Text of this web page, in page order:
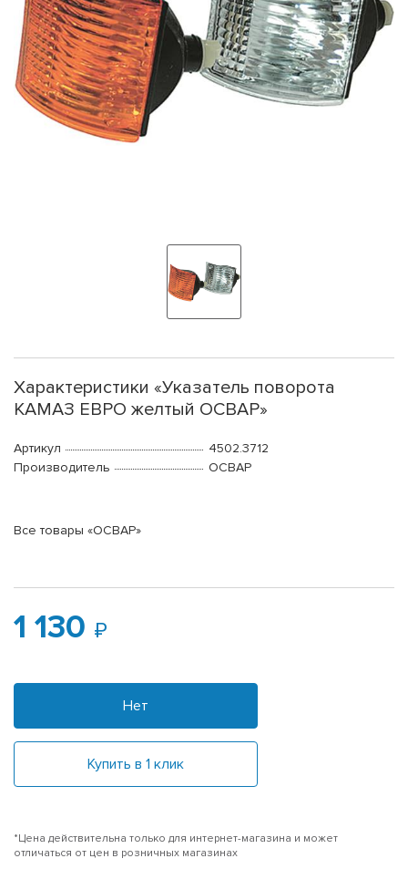
Характеристики «Указатель поворота
КАМАЗ ЕВРО желтый ОСВАР»
Артикул
4502.3712
Производитель
ОСВАР
Все товары «ОСВАР»
1 130
Нет
Купить в 1 клик
*Цена действительна только для интернет-магазина и может
отличаться от цен в розничных магазинах